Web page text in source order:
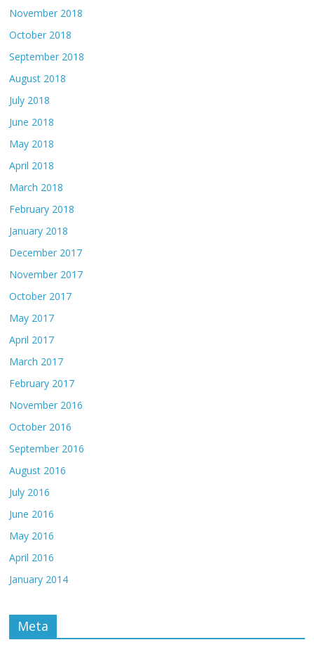
November 2018
October 2018
September 2018
August 2018
July 2018
June 2018
May 2018
April 2018
March 2018
February 2018
January 2018
December 2017
November 2017
October 2017
May 2017
April 2017
March 2017
February 2017
November 2016
October 2016
September 2016
August 2016
July 2016
June 2016
May 2016
April 2016
January 2014
Meta